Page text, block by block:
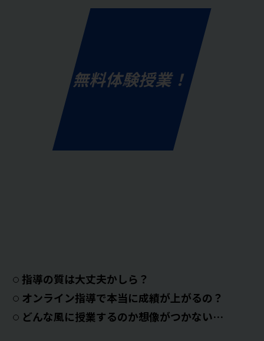
無料体験授業！
指導の質は大丈夫かしら？
オンライン指導で本当に成績が上がるの？
どんな風に授業するのか想像がつかない…